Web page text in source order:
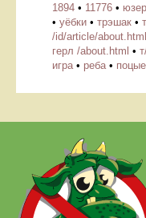
1894 • 11776 •
• уёбки • трэшак •
/id/article/about.html
герл /about.html •
игра • реба •